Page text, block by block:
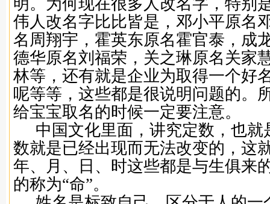
明。为何现在很多人改名字，特别
伟人改名字比比皆是，邓小平原名
名周翔宇，霍英东原名霍官泰，成
德华原名刘福荣，关之琳原名关家
林等，还有就是企业为取得一个好
呢等等，这些都是很说明问题的。
给宝宝取名的时候一定要注意。
中国文化里面，讲究定数，也就
数就是已经出现而无法改变的，这
年、月、日、时这些都是与生俱来
的称为“命”。